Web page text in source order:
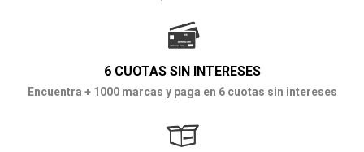
6 CUOTAS SIN INTERESES
Encuentra + 1000 marcas y paga en 6 cuotas sin intereses